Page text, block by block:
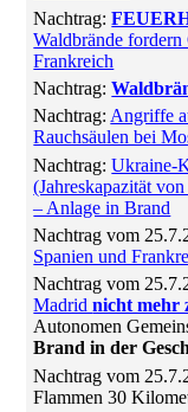
Nachtrag:
Waldbrände
Frankreich
Nachtrag:
Nachtrag: Angriffe
Rauchsäulen bei
Nachtrag:Ukraine-
(Jahreskapazität
– Anlage in Brand
Nachtrag vom
Spanien und
Nachtrag vom
Madridnicht mehr
Autonomen
Brand in der
Nachtrag vom
Flammen 30